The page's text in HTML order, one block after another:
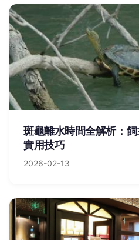
斑龜離水時間全解析：
實用技巧
2026-02-13